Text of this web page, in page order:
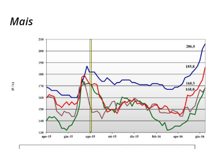
Mais